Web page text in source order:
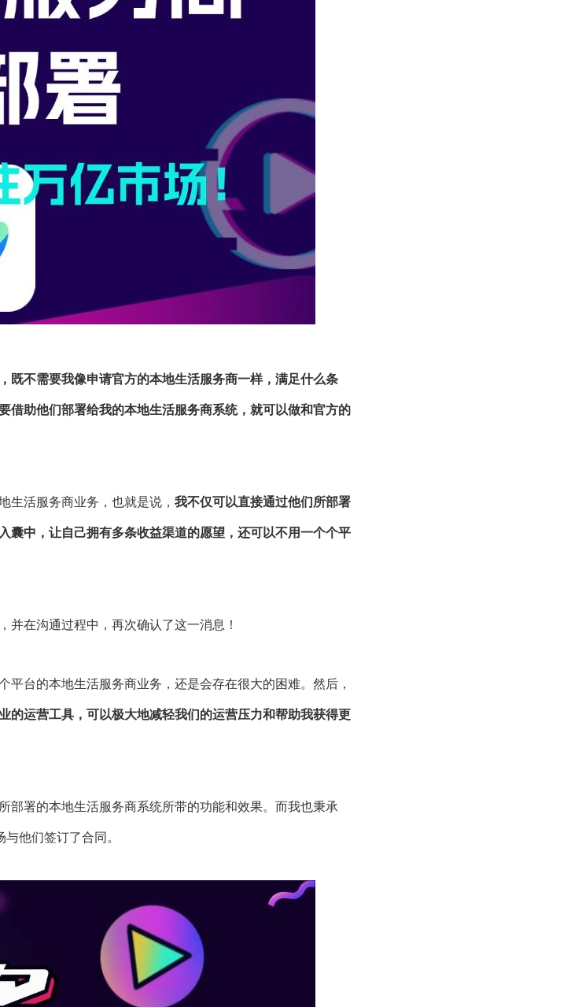
既不需要我像申请官方的本地生活服务商一样，满足什么条
借助他们部署给我的本地生活服务商系统，就可以做和官方的
生活服务商业务，也就是说， 我不仅可以直接通过他们所部署
囊中，让自己拥有多条收益渠道的愿望，还可以不用一个个平
在沟通过程中，再次确认了这一消息！
台的本地生活服务商业务，还是会存在很大的困难。然后，
的运营工具，可以极大地减轻我们的运营压力和帮助我获得更
部署的本地生活服务商系统所带的功能和效果。而我也秉承
他们签订了合同。